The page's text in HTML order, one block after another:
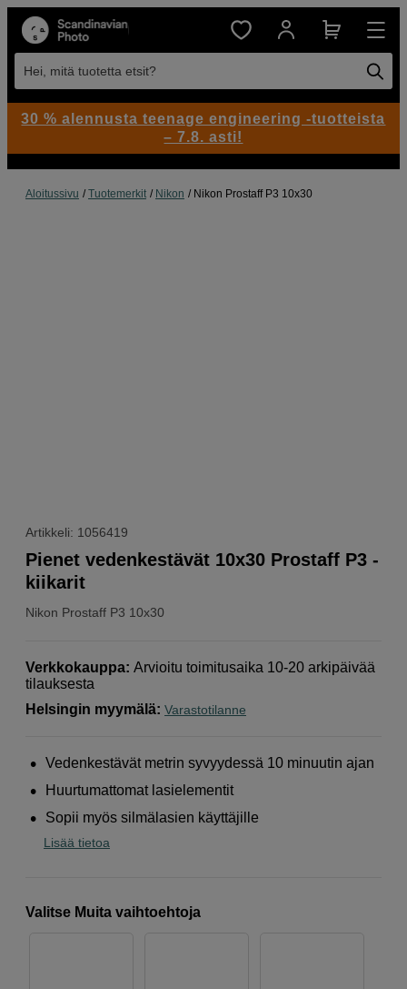
Hei, mitä tuotetta etsit?
Aloitussivu Tuotemerkit Nikon Nikon Prostaff P3 10x30
Artikkeli: 1056419
Nikon Prostaff P3 10x30
Pienet vedenkestävät 10x30 Prostaff P3 -
kiikarit
Verkkokauppa: Arvioitu toimitusaika 10-20 arkipäivää
tilauksesta
Helsingin myymälä: Varastotilanne
Vedenkestävät metrin syvyydessä 10 minuutin ajan
Huurtumattomat lasielementit
Sopii myös silmälasien käyttäjille
Lisää tietoa
Valitse Muita vaihtoehtoja
30 % alennusta teenage engineering -tuotteista
– 7.8. asti!